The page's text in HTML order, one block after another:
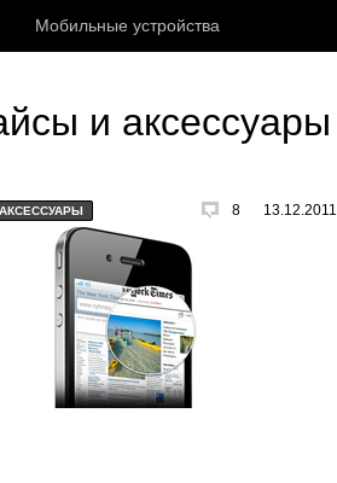
Мобильные устройства
и аксессуары
8 13.12.2011